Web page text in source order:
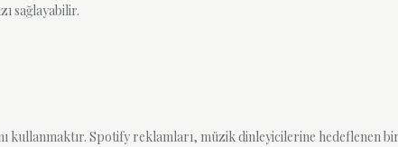
sağlayabilir.
kullanmaktır. Spotify reklamları, müzik dinleyicilerine hedeflenen